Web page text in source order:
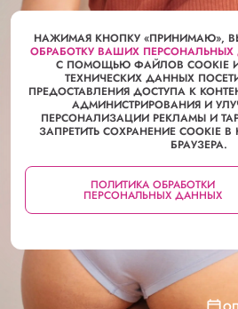
ЗОНЫ
НАЖИМАЯ КНОПКУ «ПРИНИМАЮ»,
ОБРАБОТКУ ВАШИХ
С ПОМОЩЬЮ ФАЙЛОВ COOKIE
ТЕХНИЧЕСКИХ ДАННЫХ
ПРЕДОСТАВЛЕНИЯ ДОСТУПА К
АДМИНИСТРИРОВАНИЯ И
ПЕРСОНАЛИЗАЦИИ РЕКЛАМЫ И
ЗАПРЕТИТЬ СОХРАНЕНИЕ COOKIE
БРАУЗЕРА.
ПОЛИТИКА ОБРАБОТКИ
ПЕРСОНАЛЬНЫХ ДАННЫХ